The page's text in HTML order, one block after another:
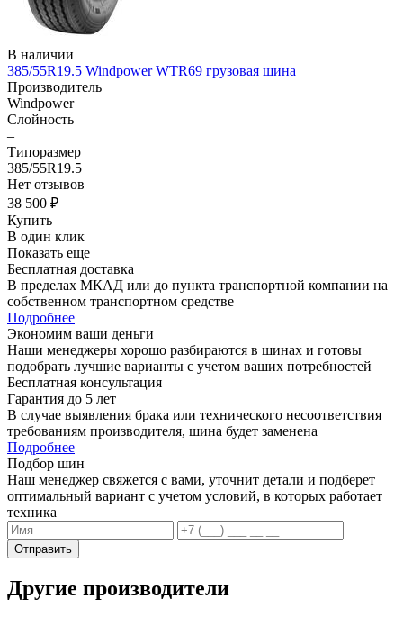
В наличии
385/55R19.5 Windpower WTR69 грузовая шина
Производитель
Windpower
Слойность
–
Типоразмер
385/55R19.5
Нет отзывов
38 500 ₽
Купить
В один клик
Показать еще
Бесплатная доставка
В пределах МКАД или до пункта транспортной компании на
собственном транспортном средстве
Подробнее
Экономим ваши деньги
Наши менеджеры хорошо разбираются в шинах и готовы
подобрать лучшие варианты с учетом ваших потребностей
Бесплатная консультация
Гарантия до 5 лет
В случае выявления брака или технического несоответствия
требованиям производителя, шина будет заменена
Подробнее
Подбор шин
Наш менеджер свяжется с вами, уточнит детали и подберет
оптимальный вариант с учетом условий, в которых работает
техника
Отправить
Другие производители